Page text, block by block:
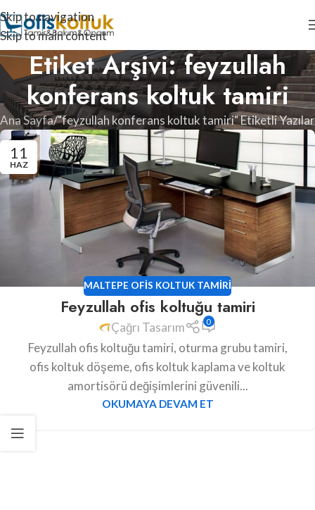
Skip to navigation
Skip to main content
Etiket Arşivi: feyzullah
konferans koltuk tamiri
Ana Sayfa "feyzullah konferans koltuk tamiri" Etiketli Yazılar
11
HAZ
MALTEPE OFIS KOLTUK TAMIRI
Feyzullah ofis koltuğu tamiri
Çağrı Tasarım 0
Feyzullah ofis koltuğu tamiri, oturma grubu tamiri,
ofis koltuk döşeme, ofis koltuk kaplama ve koltuk
amortisörü değişimlerini güvenili...
OKUMAYA DEVAM ET